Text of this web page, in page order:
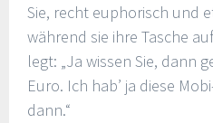
Sie, recht euphorisch und
während sie ihre Tasche
legt: „Ja wissen Sie, dann
Euro. Ich hab’ ja diese
dann.“